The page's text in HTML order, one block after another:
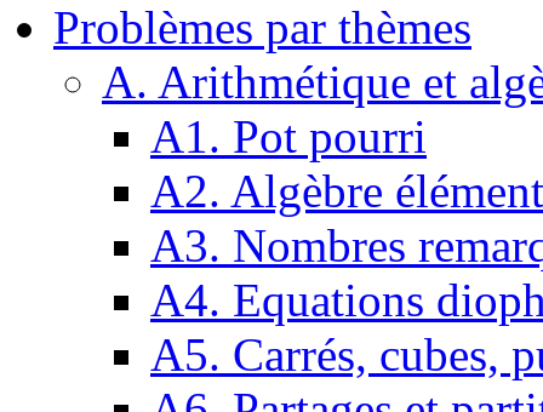
Problèmes par thèmes
A. Arithmétique et
A1. Pot pourri
A2. Algèbre
A3. Nombres
A4. Equations
A5. Carrés, cubes,